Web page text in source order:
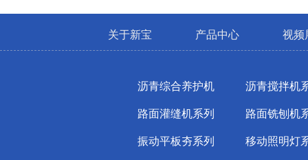
关于新宝 产品中心 视频
沥青综合养护机 沥青搅拌机
路面灌缝机系列 路面铣刨机
振动平板夯系列 移动照明灯